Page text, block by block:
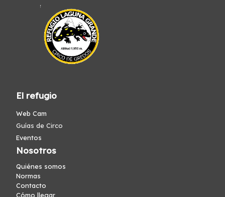
El refugio
Web Cam
Guías de Circo
Eventos
Nosotros
Quiénes somos
Normas
Contacto
Cómo llegar